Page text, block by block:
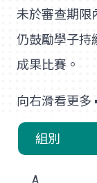
未於審查期限
仍鼓勵學子持
成果比賽。
組別
A